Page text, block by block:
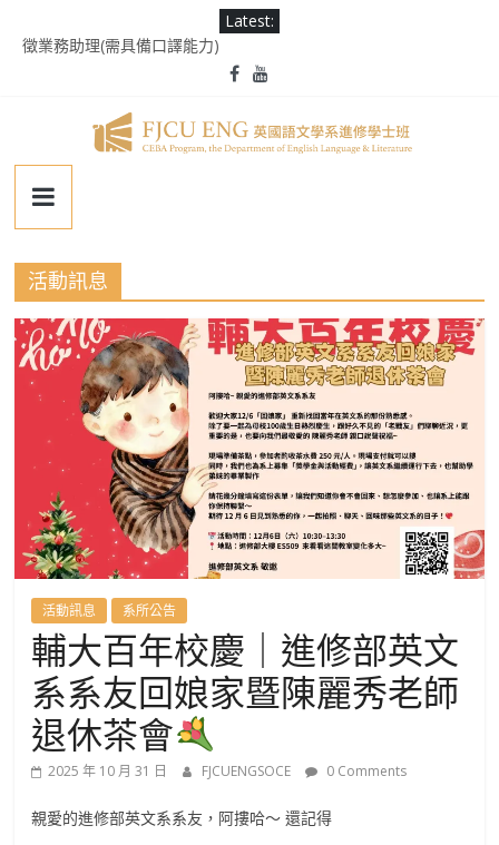
Latest:
徵業務助理(需具備口譯能力)
2025 Ms. Schaefer English Speech Contest
第二屆《英千里文學X轉譯競賽》
為受災民眾祈禱，願平安恢復
輔
仁
大
學
英
國
語
文
學
系
進
活動訊息
活動訊息 系所公告
輔大百年校慶｜進修部英文
系系友回娘家暨陳麗秀老師
退休茶會
2025 年 10 月 31 日 FJCUENGSOCE 0 Comments
親愛的進修部英文系系友，阿摟哈～ 還記得